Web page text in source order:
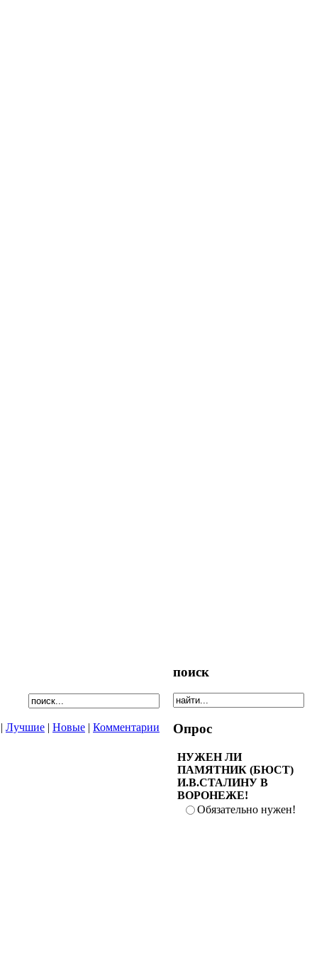
| Лучшие | Новые | Комментарии
поиск
Опрос
НУЖЕН ЛИ
ПАМЯТНИК (БЮСТ)
И.В.СТАЛИНУ В
ВОРОНЕЖЕ!
Обязательно нужен!